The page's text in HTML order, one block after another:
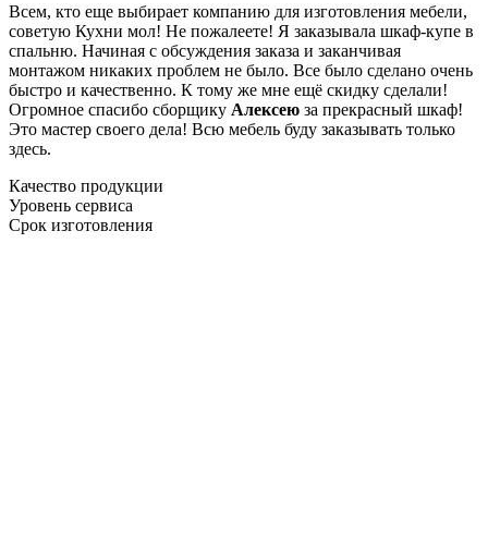
Всем, кто еще выбирает компанию для изготовления мебели,
советую Кухни мол! Не пожалеете! Я заказывала шкаф-купе в
спальню. Начиная с обсуждения заказа и заканчивая
монтажом никаких проблем не было. Все было сделано очень
быстро и качественно. К тому же мне ещё скидку сделали!
Огромное спасибо сборщику Алексею за прекрасный шкаф!
Это мастер своего дела! Всю мебель буду заказывать только
здесь.
Качество продукции
Уровень сервиса
Срок изготовления